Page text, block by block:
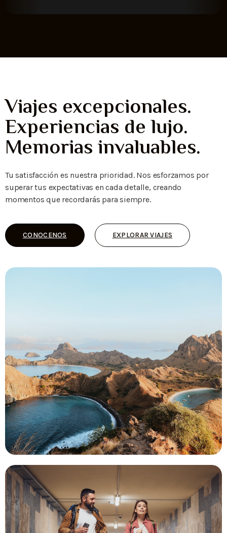
Viajes excepcionales.
Experiencias de lujo.
Memorias invaluables.
Tu satisfacción es nuestra prioridad. Nos esforzamos por
superar tus expectativas en cada detalle, creando
momentos que recordarás para siempre.
CONOCENOS EXPLORAR VIAJES